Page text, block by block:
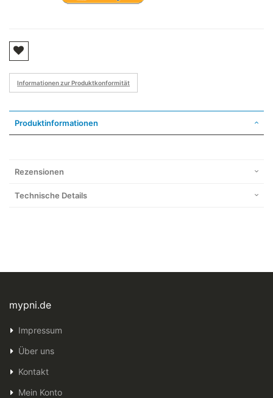
Informationen zur Produktkonformität
Produktinformationen
Rezensionen
Technische Details
mypni.de
Impressum
Über uns
Kontakt
Mein Konto